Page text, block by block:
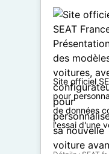
Site officiel
pour
de données
l'essai d'une